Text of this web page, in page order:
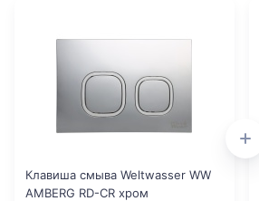
Клавиша смыва Weltwasser WW
AMBERG RD-CR хром